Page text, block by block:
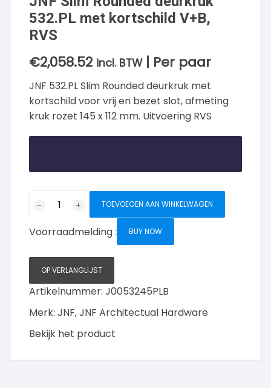
532.PL met kortschild V+B,
RVS
€2,058.52 incl. BTW | Per paar
JNF 532.PL Slim Rounded deurkruk met
kortschild voor vrij en bezet slot, afmeting
kruk rozet 145 x 112 mm. Uitvoering RVS
Rounded
532.PL
met
kortschild
V+B,
RVS
aantal
TOEVOEGEN AAN WINKELWAGEN
Voorraadmelding : BUY NOW
OP VERLANGLIJST
Artikelnummer:J0053245PLB
Merk:JNF,JNF Architectual Hardware
Bekijk het product